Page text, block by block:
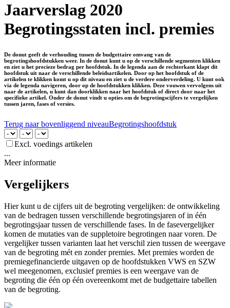
Jaarverslag 2020
Begrotingsstaten incl. premies
De donut geeft de verhouding tussen de budgettaire omvang van de
begrotingshoofdstukken weer. In de donut kunt u op de verschillende segmenten klikken
en ziet u het precieze bedrag per hoofdstuk. In de legenda aan de rechterkant klapt dit
hoofdstuk uit naar de verschillende beleidsartikelen. Door op het hoofdstuk of de
artikelen te klikken komt u op dit niveau en ziet u de verdere onderverdeling. U kunt ook
via de legenda navigeren, door op de hoofdstukken klikken. Deze vouwen vervolgens uit
naar de artikelen, u kunt dan doorklikken naar het hoofdstuk of direct door naar het
specifieke artikel. Onder de donut vindt u opties om de begrotingscijfers te vergelijken
tussen jaren, fases of versies.
Terug naar bovenliggend niveauBegrotingshoofdstuk
Excl. voedings artikelen
...
Meer informatie
Vergelijkers
Hier kunt u de cijfers uit de begroting vergelijken: de ontwikkeling
van de bedragen tussen verschillende begrotingsjaren of in één
begrotingsjaar tussen de verschillende fases. In de fasevergelijker
komen de mutaties van de suppletoire begrotingen naar voren. De
vergelijker tussen varianten laat het verschil zien tussen de weergave
van de begroting mét en zonder premies. Met premies worden de
premiegefinancierde uitgaven op de hoofdstukken VWS en SZW
wel meegenomen, exclusief premies is een weergave van de
begroting die één op één overeenkomt met de budgettaire tabellen
van de begroting.